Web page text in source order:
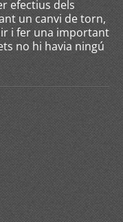
efectius dels
un canvi de torn,
i fer una important
no hi havia ningú